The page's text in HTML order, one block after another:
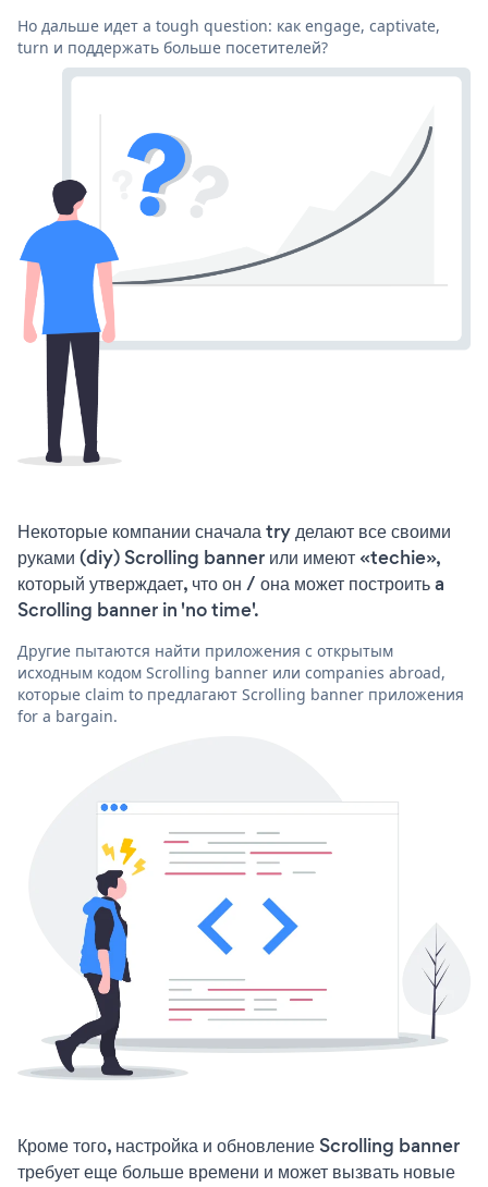
Но дальше идет a tough question: как engage, captivate,
turn и поддержать больше посетителей?
Некоторые компании сначала try делают все своими
руками (diy) Scrolling banner или имеют «techie»,
который утверждает, что он / она может построить a
Scrolling banner in 'no time'.
Другие пытаются найти приложения с открытым
исходным кодом Scrolling banner или companies abroad,
которые claim to предлагают Scrolling banner приложения
for a bargain.
Кроме того, настройка и обновление Scrolling banner
требует еще больше времени и может вызвать новые